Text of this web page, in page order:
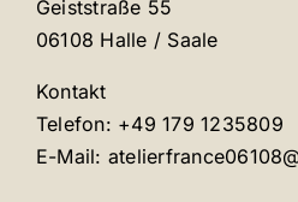
Geiststraße 55
06108 Halle / Saale
Kontakt
Telefon: +49 179 1235809
E-Mail: